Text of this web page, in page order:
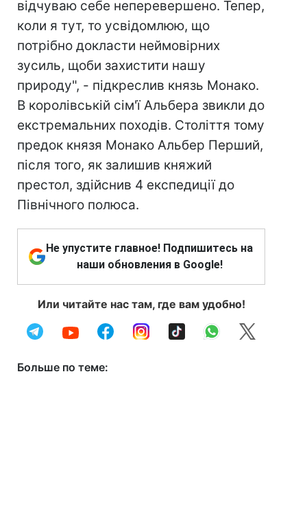
відчуваю себе неперевершено. Тепер,
коли я тут, то усвідомлюю, що
потрібно докласти неймовірних
зусиль, щоби захистити нашу
природу", - підкреслив князь Монако.
В королівській сім'ї Альбера звикли до
екстремальних походів. Століття тому
предок князя Монако Альбер Перший,
після того, як залишив княжий
престол, здійснив 4 експедиції до
Північного полюса.
Не упустите главное! Подпишитесь на
наши обновления в Google!
Или читайте нас там, где вам удобно!
Больше по теме: